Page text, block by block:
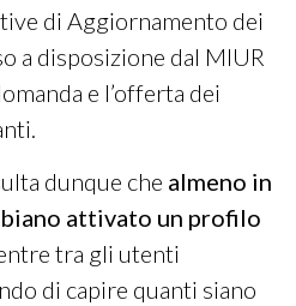
di Aggiornamento dei
a disposizione dal MIUR
e l’offerta dei
dunque che almeno in
attivato un profilo
tra gli utenti
di capire quanti siano